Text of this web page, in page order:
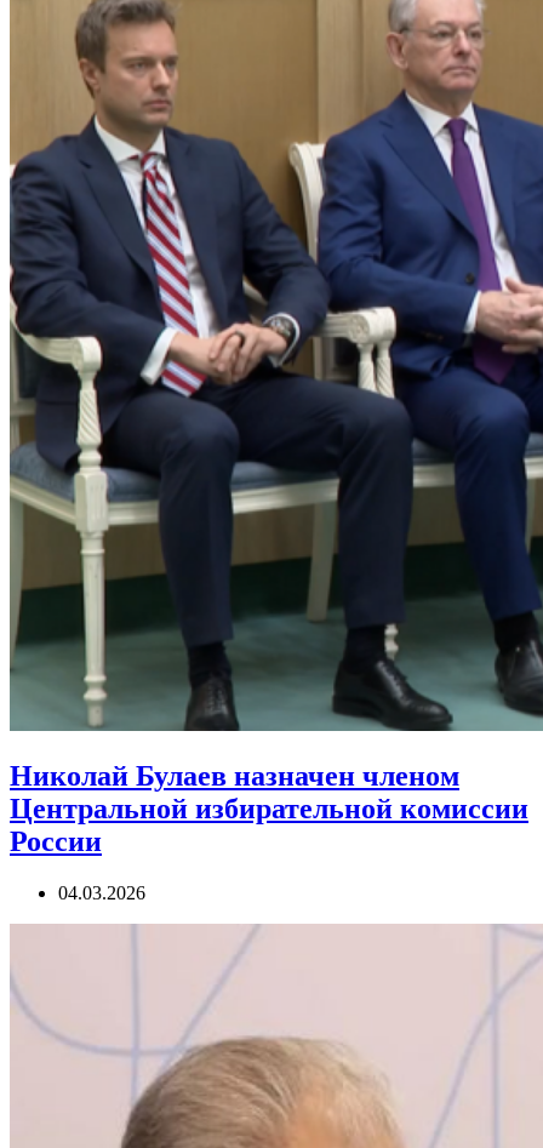
Николай Булаев назначен членом
Центральной избирательной комиссии
России
04.03.2026